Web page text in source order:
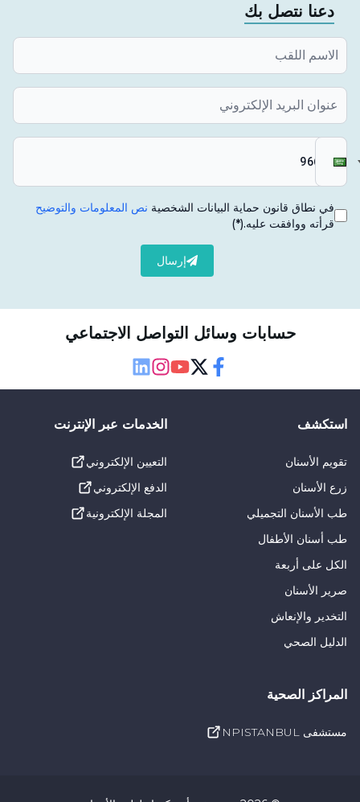
دعنا نتصل بك
في نطاق قانون حماية البيانات الشخصية نص المعلومات والتوضيح
قرأته ووافقت عليه.(*)
إرسال
حسابات وسائل التواصل الاجتماعي
استكشف
تقويم الأسنان
زرع الأسنان
طب الأسنان التجميلي
طب أسنان الأطفال
الكل على أربعة
صرير الأسنان
التخدير والإنعاش
الدليل الصحي
الخدمات عبر الإنترنت
التعيين الإلكتروني
الدفع الإلكتروني
المجلة الإلكترونية
المراكز الصحية
مستشفى NPISTANBUL